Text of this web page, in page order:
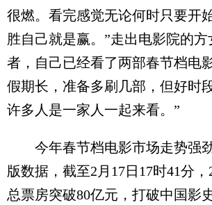
很燃。看完感觉无论何时只要开
胜自己就是赢。”走出电影院的
者，自己已经看了两部春节档电
假期长，准备多刷几部，但好时
许多人是一家人一起来看。”
今年春节档电影市场走势强
版数据，截至2月17日17时41分
总票房突破80亿元，打破中国影